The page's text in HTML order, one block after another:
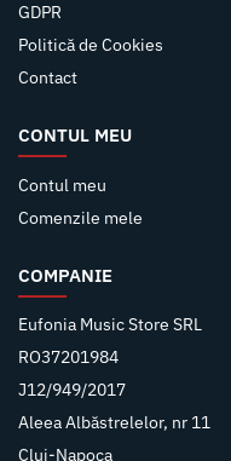
GDPR
Politică de Cookies
Contact
CONTUL MEU
Contul meu
Comenzile mele
COMPANIE
Eufonia Music Store SRL
RO37201984
J12/949/2017
Aleea Albăstrelelor, nr 11
Cluj-Napoca